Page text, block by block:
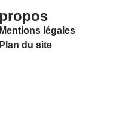
Mentions légales
Plan du site